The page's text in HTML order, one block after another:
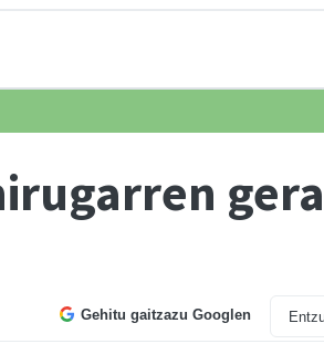
Gehitu gaitzazu Googlen